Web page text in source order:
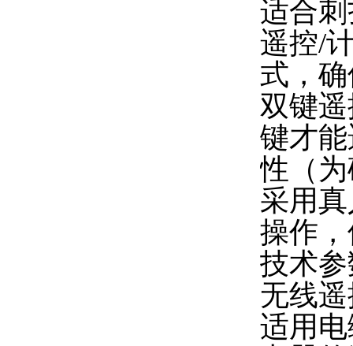
适合
遥控/
式，
双键
键才
性（
采用
操作
技术
无线
适用